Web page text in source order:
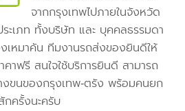
จากกรุงเทพไปภายในจังหวัด
ะเภท ทั้งบริษัท และ บุคคลธรรมดา
เหมาคัน ทีมงานรถส่งของยินดีให้
คาฟรี สนใจใช้บริการยินดี สามารถ
งขนของกรุงเทพ-ตรัง พร้อมคนยก
กครั้งนะครับ